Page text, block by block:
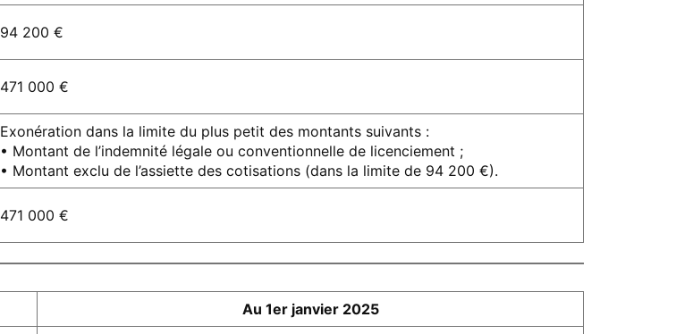
94 200 €
471 000 €
Exonération dans la limite du plus petit des montants suivants :
• Montant de l’indemnité légale ou conventionnelle de licenciement ;
• Montant exclu de l’assiette des cotisations (dans la limite de 94 200 €).
471 000 €
Au 1er janvier 2025